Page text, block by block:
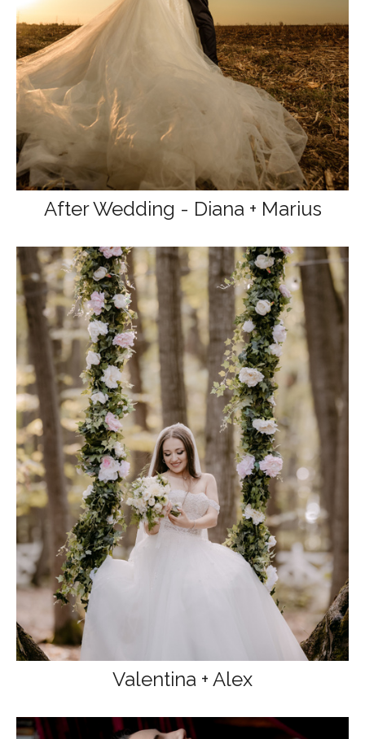
After Wedding - Diana + Marius
Valentina + Alex